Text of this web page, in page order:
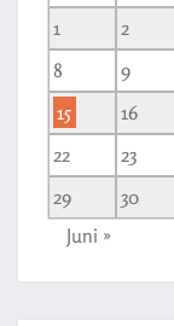
1
2
8
9
15
16
22
23
29
30
Juni »